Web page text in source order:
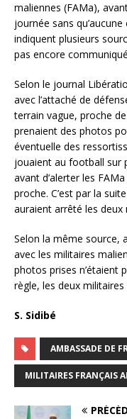
maliennes (FAMa),
journée sans
indiquent plusieurs
pas encore
Selon le journal
avec l’attaché de
terrain vague, proche
prenaient des photos
éventuelle des
jouaient au football sur
avant d’alerter les
proche. C’est par la
auraient arrêté les deux
Selon la même source,
avec les militaires
photos prises n’étaient
règle, les deux
S. Sidibé
AMBASSADE DE
MILITAIRES FRANÇAIS